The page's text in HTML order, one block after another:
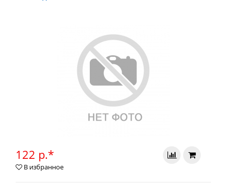
122 р.*
В избранное